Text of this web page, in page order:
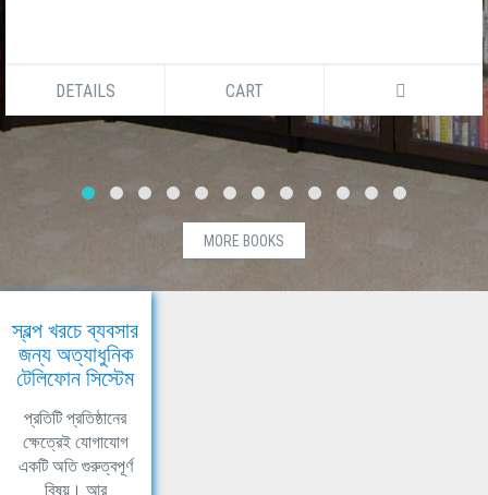
DETAILS CART
MORE BOOKS
স্বল্প খরচে ব্যবসার
জন্য অত্যাধুনিক
টেলিফোন সিস্টেম
প্রতিটি প্রতিষ্ঠানের
ক্ষেত্রেই যোগাযোগ
একটি অতি গুরুত্বপূর্ণ
বিষয়। আর